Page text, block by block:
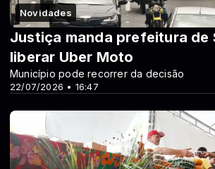
Novidades
22/07/2026 • 16:47
Justiça manda prefeitura de
liberar Uber Moto
Município pode recorrer da decisão